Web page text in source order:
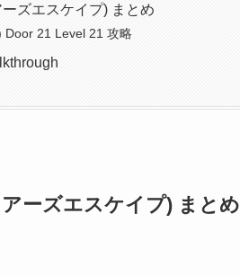
ズエスケイプ) まとめ
Door 21 Level 21 攻略
ーズエスケイプ) まとめ